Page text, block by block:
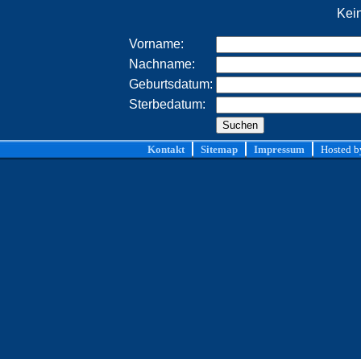
Vorname:
Nachname:
Geburtsdatum:
Sterbedatum:
Kontakt Sitemap Impressum Hosted